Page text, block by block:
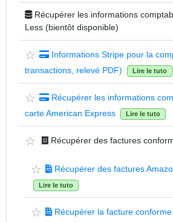
Récupérer les informations
Less (bientôt disponible)
☆
Informations Stripe pour la
transactions, relevé PDF)
Lire le tuto
☆
Récupérer les informations
carte American Express
Lire le tuto
☆ Récupérer des factures
☆ Récupérer des factures
Lire le tuto
☆
Récupérer la facture